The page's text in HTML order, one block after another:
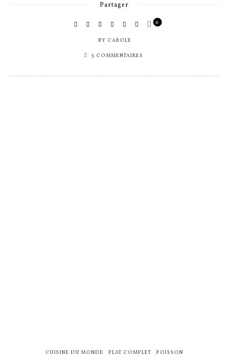
Partager
BY CAROLE
0
3 COMMENTAIRES
CUISINE DU MONDE PLAT COMPLET POISSON